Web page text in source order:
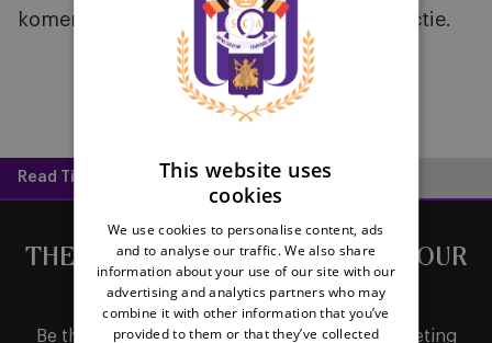
komen deze week mogelijk eveneens in actie.
Read Time:
THE LATEST NEWS DIRECTLY IN YOUR
MAILBOX
Be the first to receive important updates, ticketing
This website uses
cookies
We use cookies to personalise content, ads
and to analyse our traffic. We also share
information about your use of our site with our
advertising and analytics partners who may
combine it with other information that you’ve
provided to them or that they’ve collected